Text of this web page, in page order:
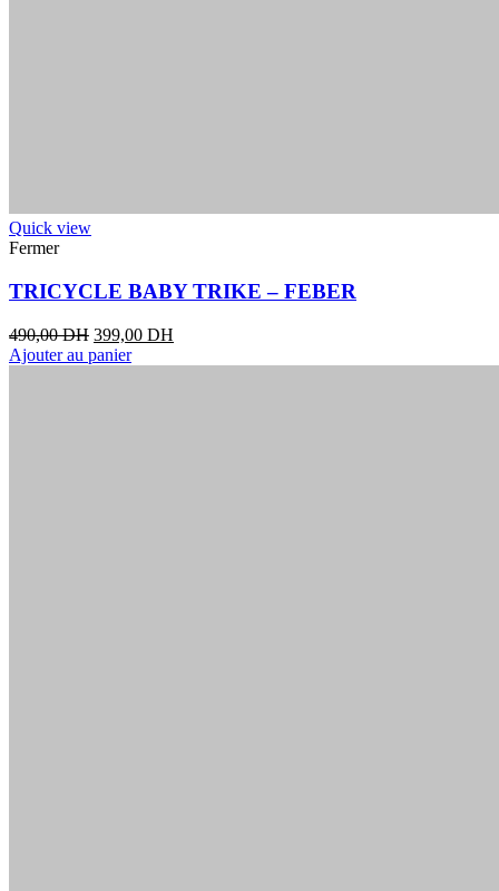
Quick view
Fermer
TRICYCLE BABY TRIKE – FEBER
490,00DH 399,00 DH
Ajouter au panier